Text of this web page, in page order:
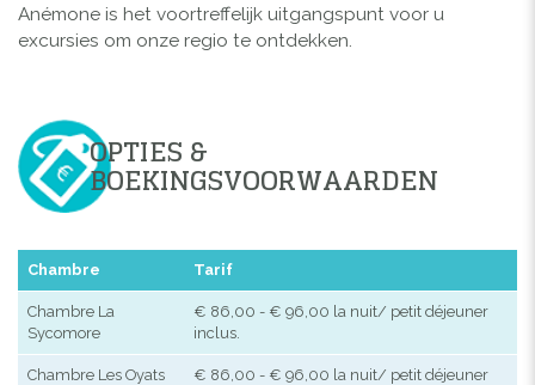
Anémone is het voortreffelijk uitgangspunt voor u
excursies om onze regio te ontdekken.
OPTIES &
BOEKINGSVOORWAARDEN
Chambre Tarif
Chambre La
Sycomore
€ 86,00 - € 96,00 la nuit/ petit déjeuner
inclus.
Chambre Les Oyats
€ 86,00 - € 96,00 la nuit/ petit déjeuner